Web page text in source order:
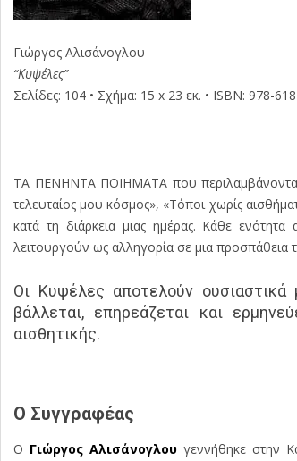
Γιώργος Αλισάνογλου
“Κυψέλες”
Σελίδες: 104 • Σχήμα: 15 x 23 εκ. • ISBN: 978-
ΤΑ ΠΕΝΗΝΤΑ ΠΟΙΗΜΑΤΑ που περιλαμβάνονται
τελευταίος μου κόσμος», «Τόποι χωρίς
κατά τη διάρκεια μιας ημέρας. Κάθε ενότητα
λειτουργούν ως αλληγορία σε μια προσπάθεια
Οι Κυψέλες αποτελούν ουσιαστικά
βάλλεται, επηρεάζεται και
αισθητικής.
Ο Συγγραφέας
Ο Γιώργος Αλισάνογλου γεννήθηκε στην